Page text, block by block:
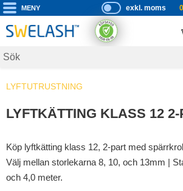
Meny
P
ri
s
s
exkl. moms
LYFTUTRUSTNING
LYFTKÄTTING KLASS 12
Köp lyftkätting klass 12, 2-part med
Välj mellan storlekarna 8, 10, och 13mm |
och 4,0 meter.